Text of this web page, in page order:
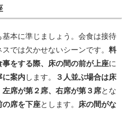
本に準じましょう。会食は接待
では欠かせないシーンです。 料
をする際、床の間の前が上座に
に案内 します。
３人並ぶ場合は床
席が第２席、右席が第３席とな
の席を下座とします。
床の間がな